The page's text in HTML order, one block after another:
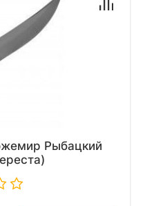
Рыбацкий